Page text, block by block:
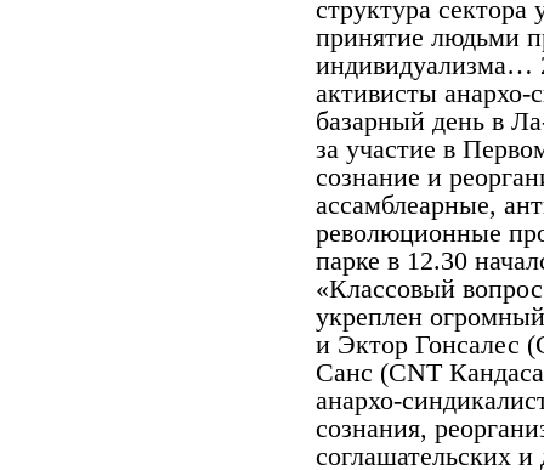
структура сектора
принятие людьми
индивидуализма…
активисты анархо-
базарный день в
за участие в
сознание и
ассамблеарные,
революционные
парке в 12.30
«Классовый
укреплен
и Эктор Гонсалес (
Cанс (CNT
анархо-
сознания,
соглашательских